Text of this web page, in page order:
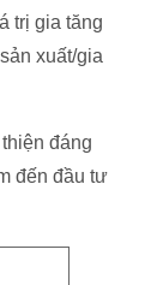
trị gia tăng
xuất/gia
đáng
đến đầu tư